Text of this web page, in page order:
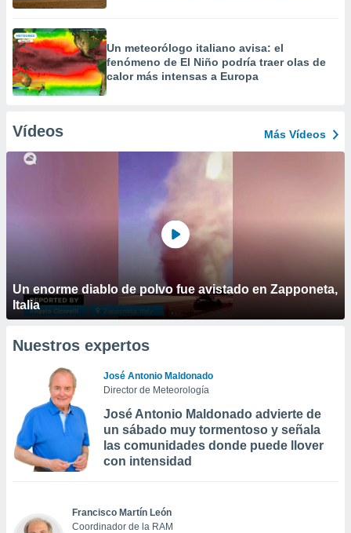
Un meteorólogo italiano avisa: el
fenómeno de El Niño podría traer olas de
calor más intensas a Europa
Vídeos Más Vídeos
Un enorme diablo de polvo fue avistado en Zapponeta,
Italia
Nuestros expertos
José Antonio Maldonado
Director de Meteorología
José Antonio Maldonado advierte de
un sábado muy tormentoso y señala
las comunidades donde puede llover
con intensidad
Francisco Martín León
Coordinador de la RAM